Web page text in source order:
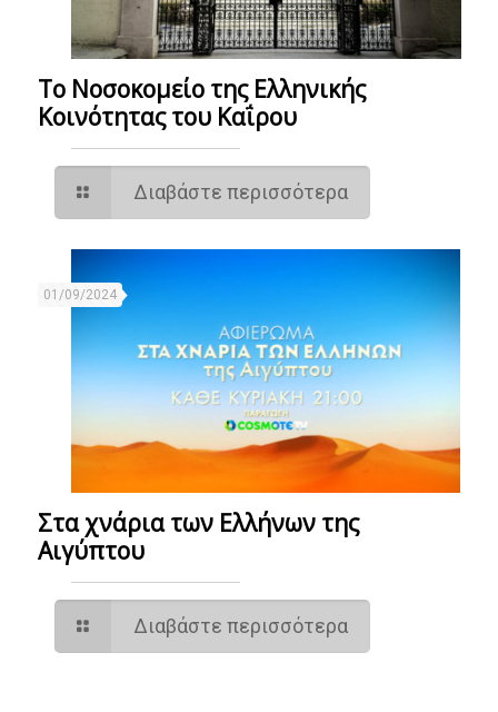
Το Νοσοκομείο της Ελληνικής
Κοινότητας του Καΐρου
Διαβάστε περισσότερα
01/09/2024
Στα χνάρια των Ελλήνων της
Αιγύπτου
Διαβάστε περισσότερα